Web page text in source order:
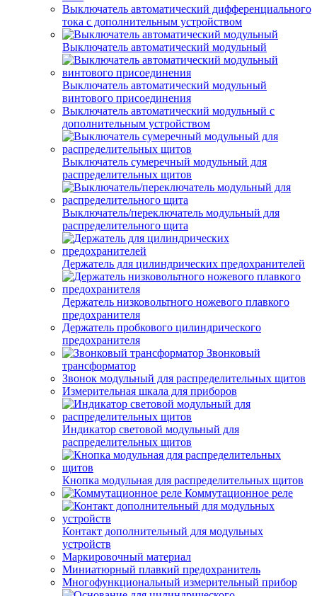
Выключатель автоматический дифференциального
тока с дополнительным устройством
Выключатель автоматический модульный
Выключатель автоматический модульный
винтового присоединения
Выключатель автоматический модульный с
дополнительным устройством
Выключатель сумеречный модульный для
распределительных щитов
Выключатель/переключатель модульный для
распределительного щита
Держатель для цилиндрических предохранителей
Держатель низковольтного ножевого плавкого
предохранителя
Держатель пробкового цилиндрического
предохранителя
Звонковый
трансформатор
Звонок модульный для распределительных щитов
Измерительная шкала для приборов
Индикатор световой модульный для
распределительных щитов
Кнопка модульная для распределительных щитов
Коммутационное реле
Контакт дополнительный для модульных
устройств
Маркировочный материал
Миниатюрный плавкий предохранитель
Многофункциональный измерительный прибор